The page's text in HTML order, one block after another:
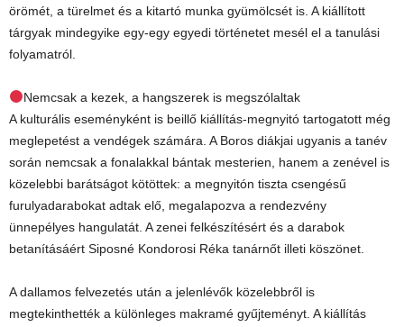
örömét, a türelmet és a kitartó munka gyümölcsét is. A kiállított
tárgyak mindegyike egy-egy egyedi történetet mesél el a tanulási
folyamatról.
Nemcsak a kezek, a hangszerek is megszólaltak
A kulturális eseményként is beillő kiállítás-megnyitó tartogatott még
meglepetést a vendégek számára. A Boros diákjai ugyanis a tanév
során nemcsak a fonalakkal bántak mesterien, hanem a zenével is
közelebbi barátságot kötöttek: a megnyitón tiszta csengésű
furulyadarabokat adtak elő, megalapozva a rendezvény
ünnepélyes hangulatát. A zenei felkészítésért és a darabok
betanításáért Siposné Kondorosi Réka tanárnőt illeti köszönet.
A dallamos felvezetés után a jelenlévők közelebbről is
megtekinthették a különleges makramé gyűjteményt. A kiállítás